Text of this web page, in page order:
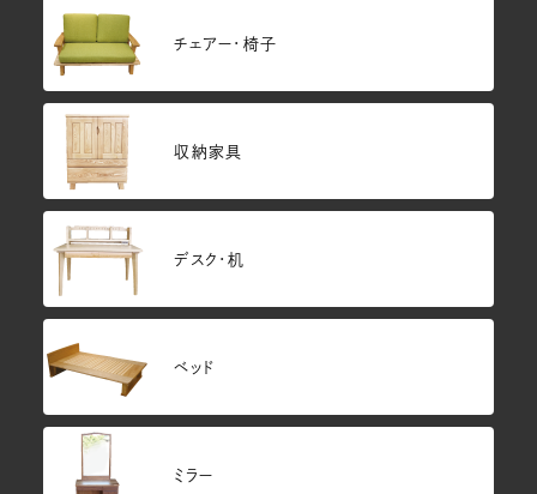
チェアー・椅子
収納家具
デスク・机
ベッド
ミラー